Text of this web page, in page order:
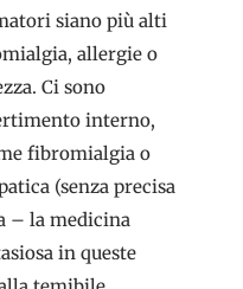
siano più alti
allergie o
Ci sono
interno,
fibromialgia o
(senza precisa
– la medicina
in queste